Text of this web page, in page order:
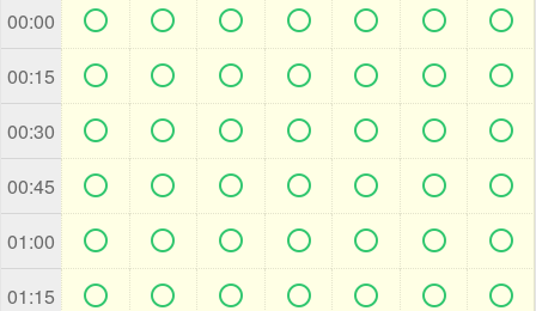
00:00       
00:15       
00:30       
00:45       
01:00       
01:15       